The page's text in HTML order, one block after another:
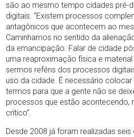
são ao mesmo tempo cidades pré-
digitais. “Existem processos
antagônicos que acontecem ao
Caminhamos no sentido da
da emancipação. Falar de cidade
uma reaproximação física e
sermos reféns dos processos
uso da cidade. É necessário
termos para que a gente não se
processos que estão acontecendo,
crítico”.
Desde 2008 já foram realizadas